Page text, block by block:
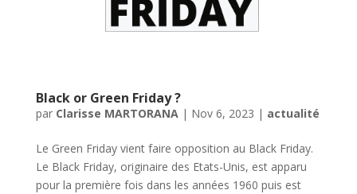
Black or Green Friday ?
par Clarisse MARTORANA | Nov 6, 2023 | actualité
Le Green Friday vient faire opposition au Black Friday.
Le Black Friday, originaire des Etats-Unis, est apparu
pour la première fois dans les années 1960 puis est